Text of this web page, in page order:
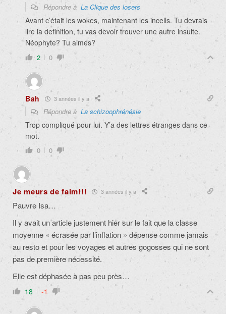
Répondre à La Clique des losers
Avant c’était les wokes, maintenant les incells. Tu devrais
lire la definition, tu vas devoir trouver une autre insulte.
Néophyte? Tu aimes?
2 0
Bah 3 années il y a
Répondre à La schizoophrénésie
Trop compliqué pour lui. Y’a des lettres étranges dans ce
mot.
0 0
Je meurs de faim!!! 3 années il y a
Pauvre Isa…
Il y avait un article justement hier sur le fait que la classe
moyenne « écrasée par l’inflation » dépense comme jamais
au resto et pour les voyages et autres gogosses qui ne sont
pas de première nécessité.
Elle est déphasée à pas peu près…
18 -1